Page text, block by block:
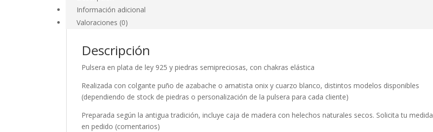
Información adicional
Valoraciones (0)
Descripción
Pulsera en plata de ley 925 y piedras semipreciosas, con chakras elástica
Realizada con colgante puño de azabache o amatista onix y cuarzo blanco, distintos modelos disponibles
(dependiendo de stock de piedras o personalización de la pulsera para cada cliente)
Preparada según la antigua tradición, incluye caja de madera con helechos naturales secos. Solicita tu medida
en pedido (comentarios)